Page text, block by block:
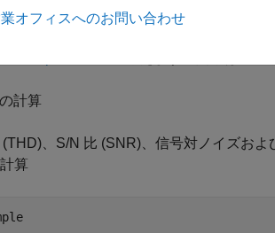
計算
、S/N 比 (SNR)、信号対ノイズお
算
オフィスへのお問い合わせ